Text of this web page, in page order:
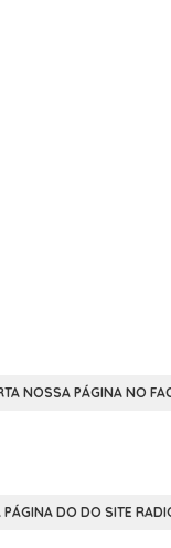
NOSSA PÁGINA NO
PÁGINA DO DO SITE